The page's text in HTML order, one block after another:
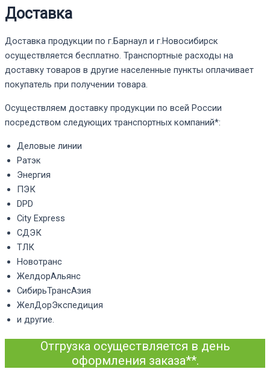
Доставка
Доставка продукции по г.Барнаул и г.Новосибирск
осуществляется бесплатно. Транспортные расходы на
доставку товаров в другие населенные пункты оплачивает
покупатель при получении товара.
Осуществляем доставку продукции по всей России
посредством следующих транспортных компаний*:
Деловые линии
Ратэк
Энергия
ПЭК
DPD
City Express
СДЭК
ТЛК
Новотранс
ЖелдорАльянс
СибирьТрансАзия
ЖелДорЭкспедиция
и другие.
Отгрузка осуществляется в день
оформления заказа**.